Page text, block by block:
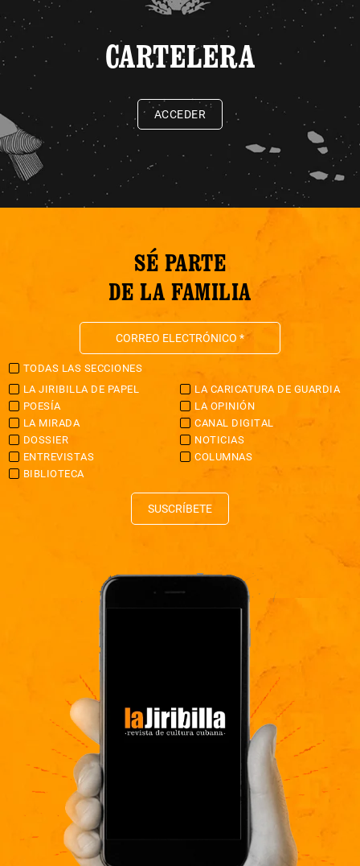
CARTELERA
ACCEDER
SÉ PARTE
DE LA FAMILIA
TODAS LAS SECCIONES
LA JIRIBILLA DE PAPEL
LA CARICATURA DE GUARDIA
POESÍA
LA OPINIÓN
LA MIRADA
CANAL DIGITAL
DOSSIER
NOTICIAS
ENTREVISTAS
COLUMNAS
BIBLIOTECA
SUSCRÍBETE